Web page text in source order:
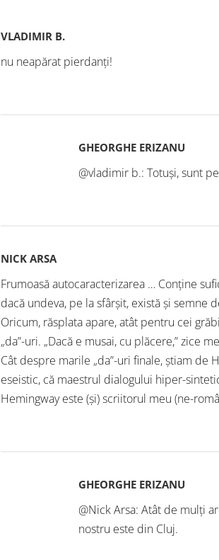
VLADIMIR B.
nu neapărat pierdanţi!
GHEORGHE ERIZANU
@vladimir b.: Totuși, sunt
NICK ARSA
Frumoasă autocaracterizarea … Conține
dacă undeva, pe la sfârșit, există și semne
Oricum, răsplata apare, atât pentru cei
„da”-uri. „Dacă e musai, cu plăcere,” zice
Cât despre marile „da”-uri finale, știam
eseistic, că maestrul dialogului hiper-
Hemingway este (și) scriitorul meu (ne-
GHEORGHE ERIZANU
@Nick Arsa: Atât de mulți
nostru este din Cluj.